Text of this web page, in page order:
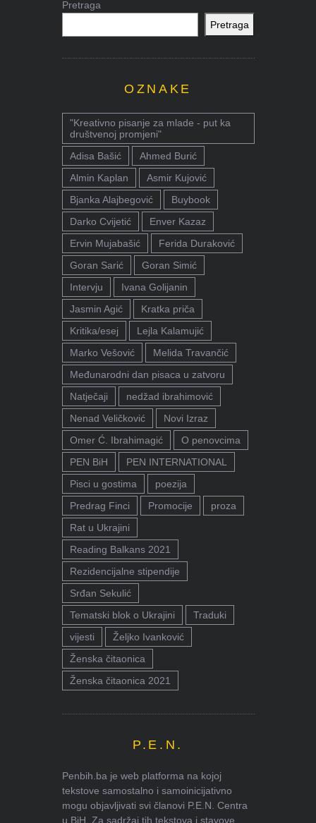
Pretraga
Pretraga
OZNAKE
"Kreativno pisanje za mlade - put ka
društvenoj promjeni"
Adisa Bašić
Ahmed Burić
Almin Kaplan
Asmir Kujović
Bjanka Alajbegović
Buybook
Darko Cvijetić
Enver Kazaz
Ervin Mujabašić
Ferida Duraković
Goran Sarić
Goran Simić
Intervju
Ivana Golijanin
Jasmin Agić
Kratka priča
Kritika/esej
Lejla Kalamujić
Marko Vešović
Melida Travančić
Međunarodni dan pisaca u zatvoru
Natječaji
nedžad ibrahimović
Nenad Veličković
Novi Izraz
Omer Ć. Ibrahimagić
O penovcima
PEN BiH
PEN INTERNATIONAL
Pisci u gostima
poezija
Predrag Finci
Promocije
proza
Rat u Ukrajini
Reading Balkans 2021
Rezidencijalne stipendije
Srđan Sekulić
Tematski blok o Ukrajini
Traduki
vijesti
Željko Ivanković
Ženska čitaonica
Ženska čitaonica 2021
P.E.N.
Penbih.ba je web platforma na kojoj
tekstove samostalno i samoinicijativno
mogu objavljivati svi članovi P.E.N. Centra
u BiH. Za sadržaj tih tekstova i stavove